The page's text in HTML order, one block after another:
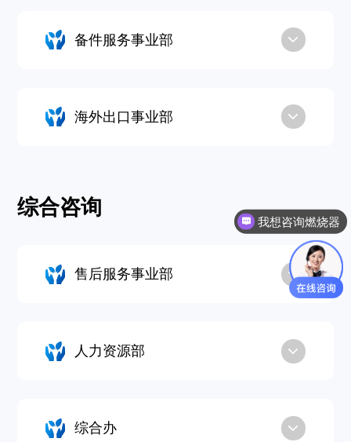
备件服务事业部
海外出口事业部
综合咨询
售后服务事业部
人力资源部
综合办
我想咨询燃烧器